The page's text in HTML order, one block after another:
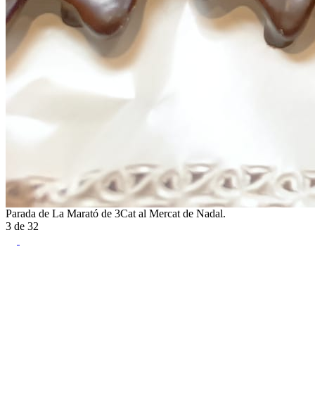
Parada de La Marató de 3Cat al Mercat de Nadal.
3 de 32